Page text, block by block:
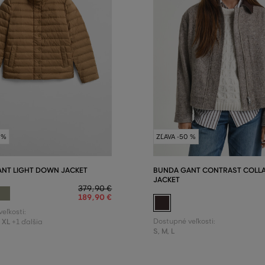
LIGHT DOWN JACKET
379,90 €
189,90 €
XL +1 ďalšia
ZĽAVA -50 %
BUNDA GANT CONTRAST
JACKET
Dostupné veľkosti:
S, M, L